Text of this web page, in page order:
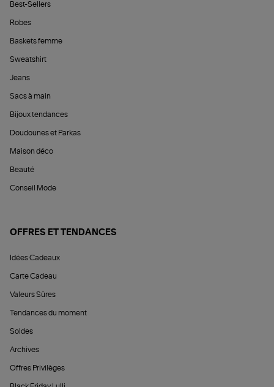
Best-Sellers
Robes
Baskets femme
Sweatshirt
Jeans
Sacs à main
Bijoux tendances
Doudounes et Parkas
Maison déco
Beauté
Conseil Mode
OFFRES ET TENDANCES
Idées Cadeaux
Carte Cadeau
Valeurs Sûres
Tendances du moment
Soldes
Archives
Offres Privilèges